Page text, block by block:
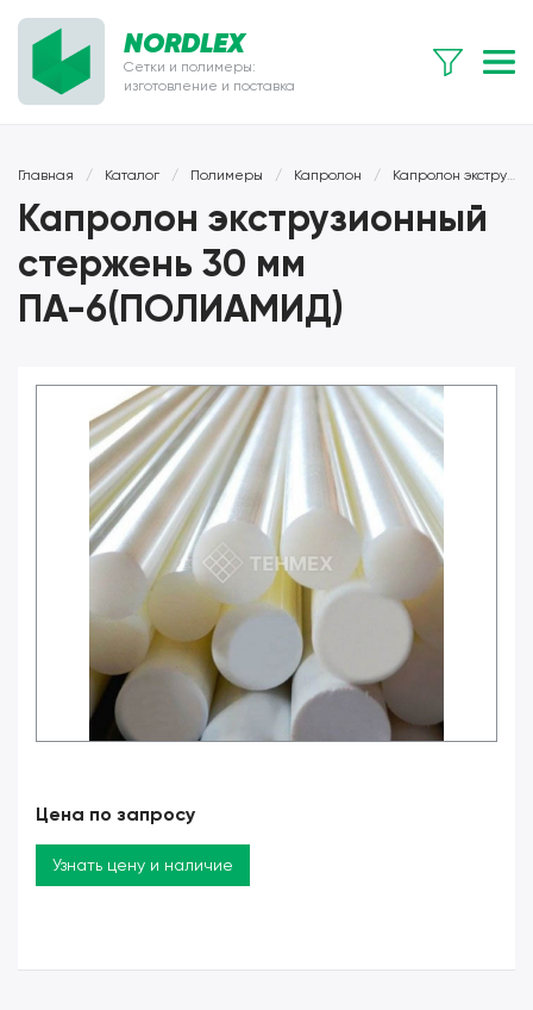
NORDLEX
Сетки и полимеры:
изготовление и поставка
Главная / Каталог / Полимеры / Капролон / Капролон экструзионный
Капролон экструзионный
стержень 30 мм
ПА-6(ПОЛИАМИД)
Цена по запросу
Узнать цену и наличие